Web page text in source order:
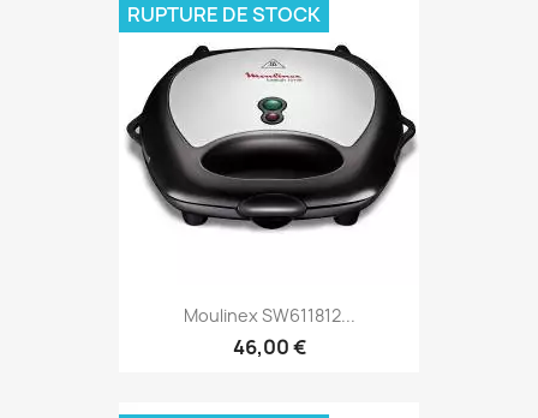
Moulinex SW611812...
46,00 €
RUPTURE DE STOCK